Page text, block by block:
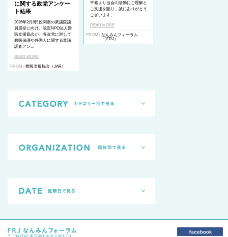
平素より当会の活動にご理解と
ご支援を賜り、誠にありがとう
ございます。
READ MORE
FROM | なんみんフォーラム
（FRJ）
に関する政党アンケー
ト結果
2026年2月8日投開票の衆議院議
員選挙に向け、認定NPO法人難
民支援協会が、各政党に対して
難民保護や外国人に関する意識
調査アン…
READ MORE
FROM | 難民支援協会（JAR）